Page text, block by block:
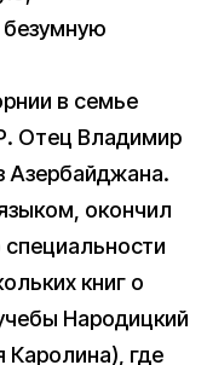
в семье
Отец Владимир
Азербайджана.
окончил
книг о
Народицкий
Каролина), где